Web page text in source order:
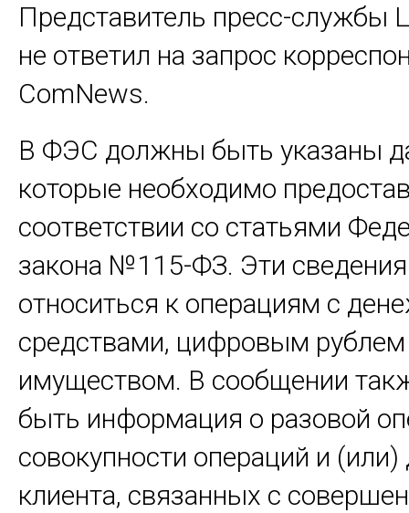
Представитель пресс-службы
не ответил на запрос
ComNews.
В ФЭС должны быть указаны
которые необходимо
соответствии со статьями
закона №115-ФЗ. Эти
относиться к операциям с
средствами, цифровым
имуществом. В сообщении
быть информация о разовой
совокупности операций и (или)
клиента, связанных с